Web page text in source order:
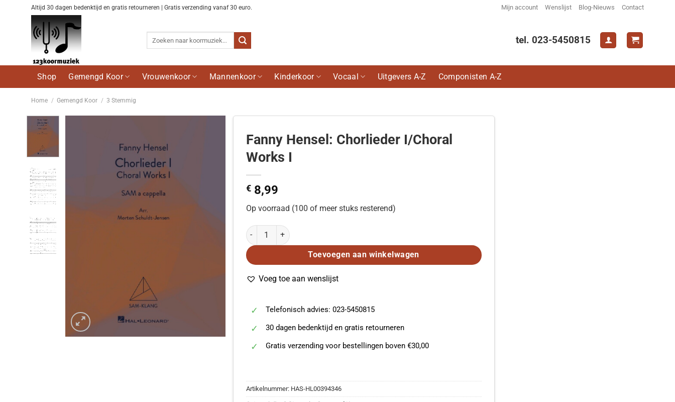
Altijd 30 dagen bedenktijd en gratis retourneren | Gratis verzending vanaf 30 euro. Mijn account Wenslijst Blog-Nieuws Contact
tel. 023-5450815
Shop Gemengd Koor Vrouwenkoor Mannenkoor Kinderkoor Vocaal Uitgevers A-Z Componisten A-Z
Home / Gemengd Koor / 3 Stemmig
Fanny Hensel: Chorlieder I/Choral
Works I
€8,99
Op voorraad (100 of meer stuks resterend)
Fanny Hensel: Chorlieder I/Choral Works I aantal
Toevoegen aan winkelwagen
Voeg toe aan wenslijst
Telefonisch advies: 023-5450815
30 dagen bedenktijd en gratis retourneren
Gratis verzending voor bestellingen boven €30,00
Artikelnummer: HAS-HL00394346